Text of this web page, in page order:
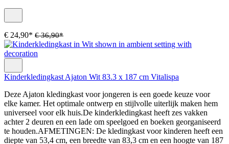
€ 24,90* € 36,90*
Kinderkledingkast Ajaton Wit 83.3 x 187 cm Vitalispa
Deze Ajaton kledingkast voor jongeren is een goede keuze voor
elke kamer. Het optimale ontwerp en stijlvolle uiterlijk maken hem
universeel voor elk huis.De kinderkledingkast heeft zes vakken
achter 2 deuren en een lade om speelgoed en boeken georganiseerd
te houden.AFMETINGEN: De kledingkast voor kinderen heeft een
diepte van 53,4 cm, een breedte van 83,3 cm en een hoogte van 187